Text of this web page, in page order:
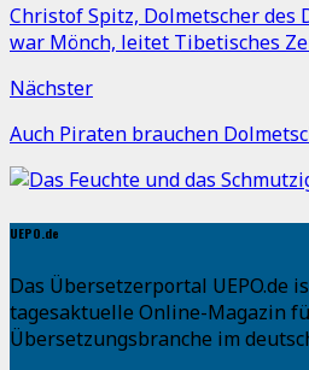
Christof Spitz, Dolmetscher des
war Mönch, leitet Tibetisches
Nächster
Auch Piraten brauchen
UEPO.de
Das Übersetzerportal UEPO.de
tagesaktuelle Online-Magazin
Übersetzungsbranche im